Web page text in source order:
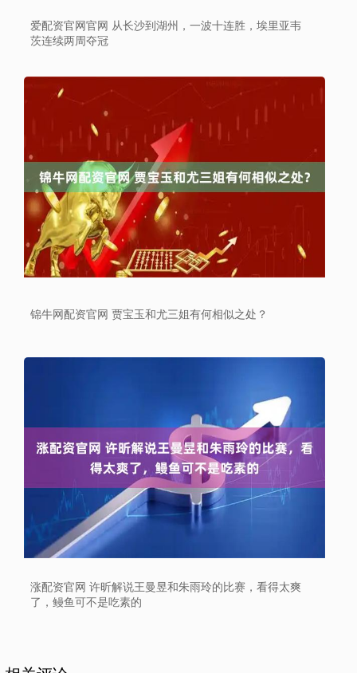
爱配资官网官网 从长沙到湖州，一波十连胜，埃里亚韦
茨连续两周夺冠
锦牛网配资官网 贾宝玉和尤三姐有何相似之处？
涨配资官网 许昕解说王曼昱和朱雨玲的比赛，看得太爽
了，鳗鱼可不是吃素的